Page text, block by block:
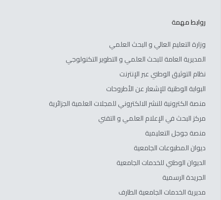
روابط مهمة
وزارة التعليم العالي و البحث العلمي
المديرية العامة للبحث العلمي و التطوير التكنولوجي
نظام التوثيق الوطني عبر الإنترنت
البوابة الوطنية للإشعار عن الأطروحات
منصة الكترونية للنشر الالكتروني للمجلات العلمية الجزائرية
مركز البحث في الإعلام العلمي و التقني
منصة جوجل التعليمية
ديوان المطبوعات الجامعية
الديوان الوطني للخدمات الجامعية
الجريدة الرسمية
مديرية الخدمات الجامعية الطارف